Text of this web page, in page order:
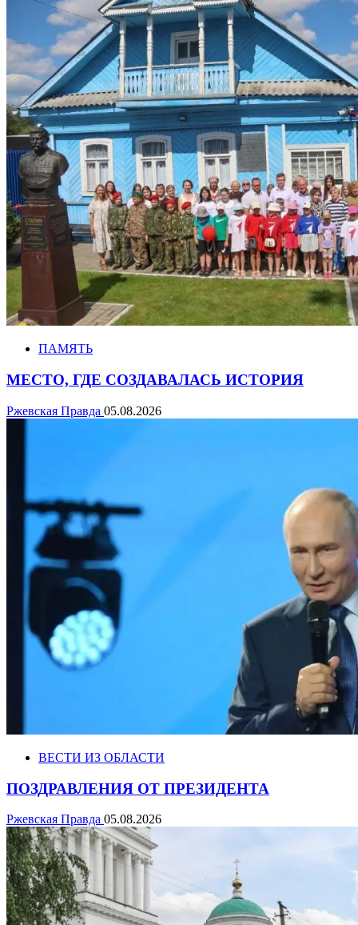
ПАМЯТЬ
МЕСТО, ГДЕ СОЗДАВАЛАСЬ ИСТОРИЯ
Ржевская Правда 05.08.2026
ВЕСТИ ИЗ ОБЛАСТИ
ПОЗДРАВЛЕНИЯ ОТ ПРЕЗИДЕНТА
Ржевская Правда 05.08.2026